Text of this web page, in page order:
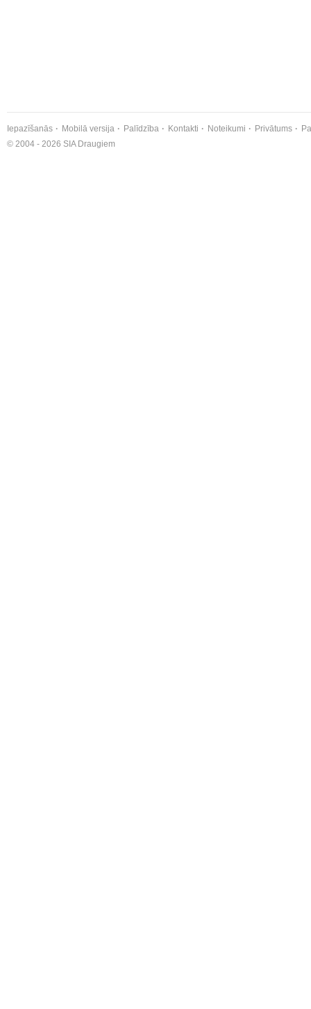
Iepazīšanās Mobilā versija Palīdzība Kontakti Noteikumi Privātums
© 2004 - 2026 SIA Draugiem